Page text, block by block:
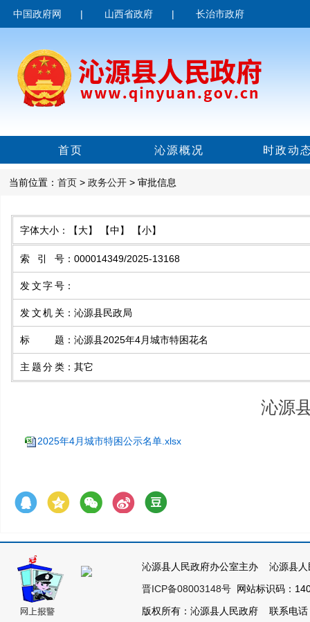
中国政府网 | 山西省政府 | 长治市政府
首页 沁源概况 时政动
当前位置： 首页 > 政务公开 > 审批信息
字体大小： 【大】 【中】 【小】
索引号 ： 000014349/2025-13168
发文字号 ：
发文机关 ： 沁源县民政局
标题 ： 沁源县2025年4月城市特困花名
主题分类 ： 其它
沁源
2025年4月城市特困公示名单.xlsx
沁源县人民政府办公室主办 沁源县
晋ICP备08003148号 网站标识码：
版权所有：沁源县人民政府 联系电